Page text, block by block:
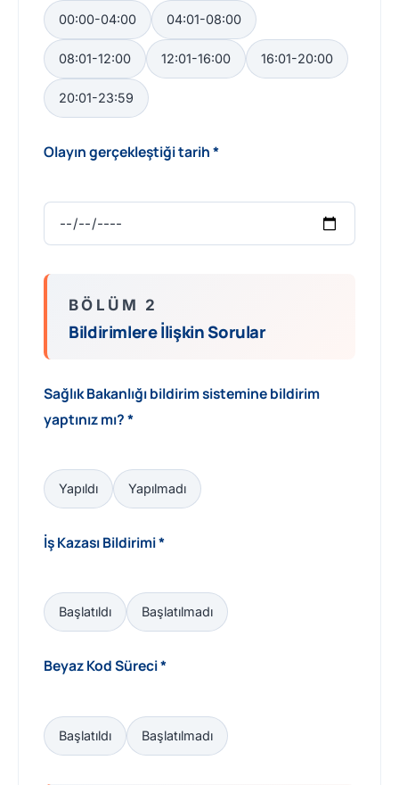
00:00-04:00 04:01-08:00
08:01-12:00 12:01-16:00 16:01-20:00
20:01-23:59
Olayın gerçekleştiği tarih *
BÖLÜM 2
Bildirimlere İlişkin Sorular
Sağlık Bakanlığı bildirim sistemine bildirim
yaptınız mı? *
Yapıldı Yapılmadı
İş Kazası Bildirimi *
Başlatıldı Başlatılmadı
Beyaz Kod Süreci *
Başlatıldı Başlatılmadı